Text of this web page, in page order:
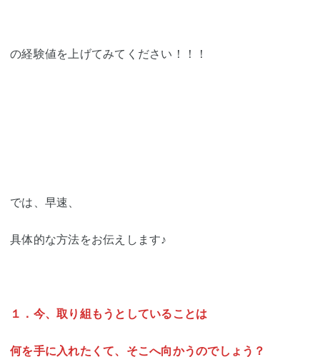
の経験値を上げてみてください！！！
では、早速、
具体的な方法をお伝えします♪
１．今、取り組もうとしていることは
何を手に入れたくて、そこへ向かうのでしょう？